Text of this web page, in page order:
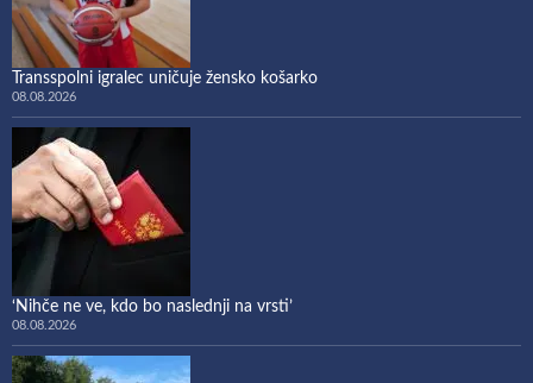
Transspolni igralec uničuje žensko košarko
08.08.2026
‘Nihče ne ve, kdo bo naslednji na vrsti’
08.08.2026